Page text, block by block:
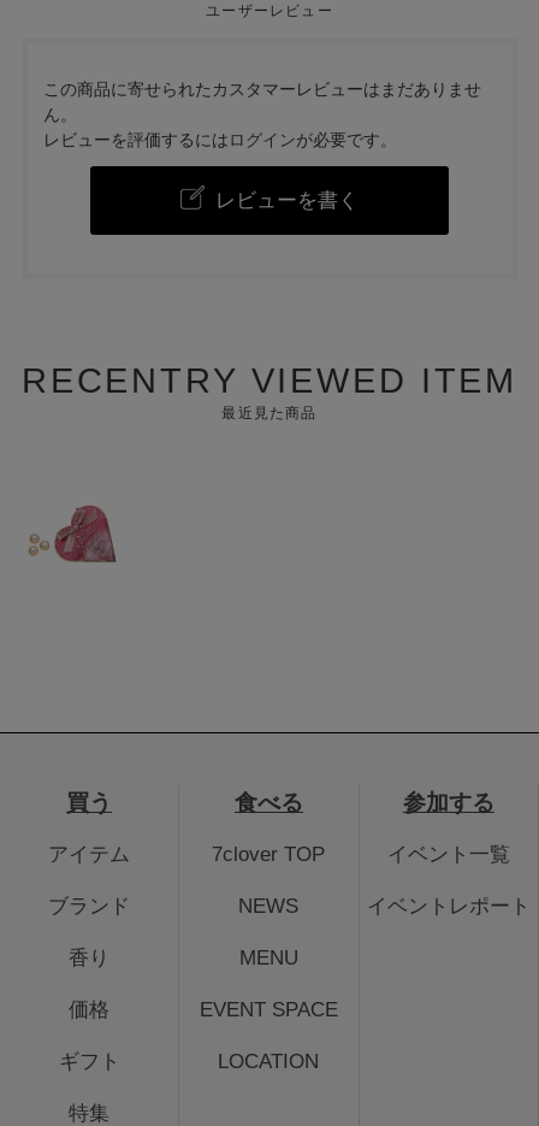
ユーザーレビュー
この商品に寄せられたカスタマーレビューはまだありませ
ん。
レビューを評価するにはログインが必要です。
レビューを書く
RECENTRY VIEWED ITEM
最近見た商品
買う
アイテム
ブランド
香り
価格
ギフト
特集
食べる
7clover TOP
NEWS
MENU
EVENT SPACE
LOCATION
参加する
イベント一覧
イベントレポート